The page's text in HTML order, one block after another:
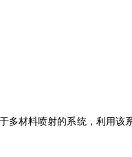
多材料喷射的系统，利用该